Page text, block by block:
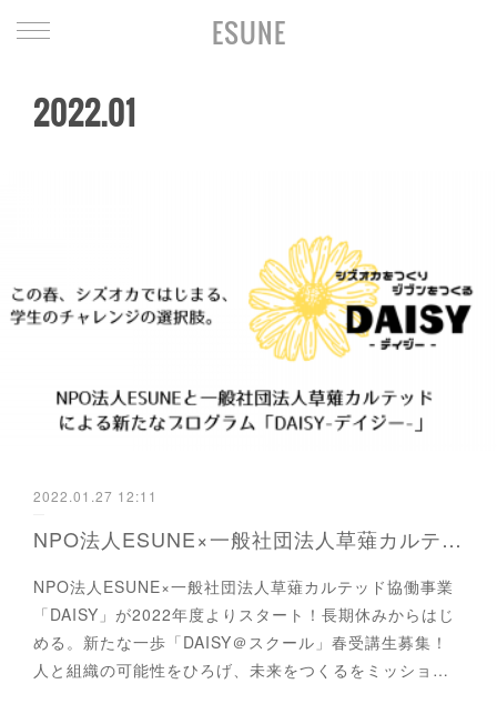
ESUNE
2022.01
2022.01.27 12:11
NPO法人ESUNE×一般社団法人草薙カルテッド協働事業「DAISY」が2022年度よりスタート！長期休みからはじめる。新たな一歩「DAISY＠スクール」春受講生募集！
NPO法人ESUNE×一般社団法人草薙カルテッド協働事業
「DAISY」が2022年度よりスタート！長期休みからはじ
める。新たな一歩「DAISY＠スクール」春受講生募集！
人と組織の可能性をひろげ、未来をつくるをミッショ…